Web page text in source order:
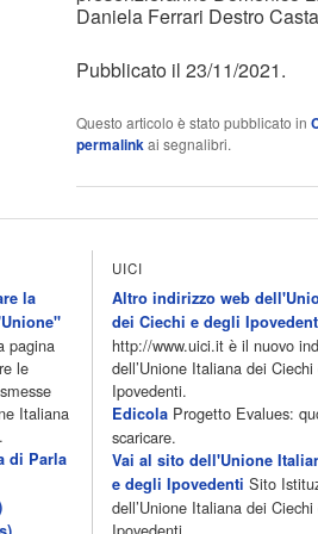
Daniela Ferrari Destro
Pubblicato il 23/11/2021.
Questo articolo è stato pubblicato in
permalinkai segnalibri.
la
pagina
le
Italiana
di Parla
UICI
Altro indirizzo web
dei Ciechi e degli
http://www.uici.it è il nuovo
dell’Unione Italiana dei
Ipovedenti.
Edicola Progetto Evalues:
scaricare.
Vai al sito dell'Unione
e degli Ipovedenti Sito
dell’Unione Italiana dei
Ipovedenti